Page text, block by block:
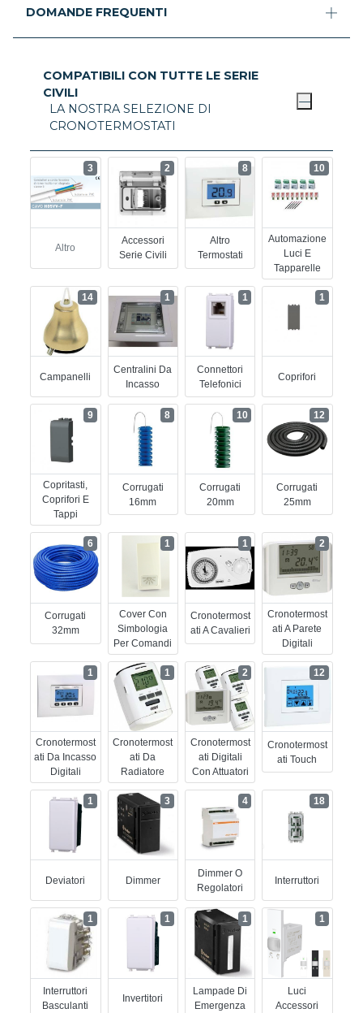
DOMANDE FREQUENTI
COMPATIBILI CON TUTTE LE SERIE
CIVILI
LA NOSTRA SELEZIONE DI
CRONOTERMOSTATI
Altro
3
Accessori
Serie Civili
2
Altro
Termostati
8
Automazione
Luci E
Tapparelle
10
Campanelli
14
Centralini Da
Incasso
1
Connettori
Telefonici
1
Coprifori
1
Copritasti,
Coprifori E
Tappi
9
Corrugati
16mm
8
Corrugati
20mm
10
Corrugati
25mm
12
Corrugati
32mm
6
Cover Con
Simbologia
Per Comandi
1
Cronotermost
Ati A Cavalieri
1
Cronotermost
Ati A Parete
Digitali
2
Cronotermost
Ati Da Incasso
Digitali
1
Cronotermost
Ati Da
Radiatore
1
Cronotermost
Ati Digitali
Con Attuatori
2
Cronotermost
Ati Touch
12
Deviatori
1
Dimmer
3
Dimmer O
Regolatori
4
Interruttori
18
Interruttori
Basculanti
1
Invertitori
1
Lampade Di
Emergenza
1
Luci
Accessori
1